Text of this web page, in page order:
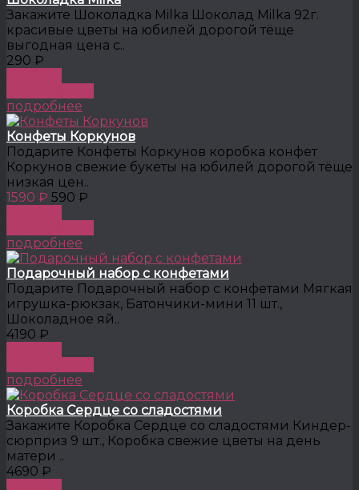
Закажите Шоколадка Milka Шоколад Milka 92г.
красивые цветы на юбилей дорогой тёще
выгодная цена с..
290 ₽
подробнее
Конфеты Коркунов
Подарите Конфеты Коркунов коробка конфет
Коркунов свежие букеты на юбилей дорогой тёще
низкая цен..
1590 ₽ 590 ₽
подробнее
Подарочный набор с конфетами
Подарите Подарочный набор с конфетами Мягкая
игрушка-рюкзак, Батончики-мини 11 шт.,
Шоколадное яй..
4190 ₽
подробнее
Коробка Сердце со сладостями
Закажите Коробка Сердце со сладостями Киндер-
сюрприз 9 шт., Коробка свежие цветы на день
матери ..
4690 ₽